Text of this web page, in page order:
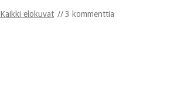
Kaikki elokuvat 3 kommenttia